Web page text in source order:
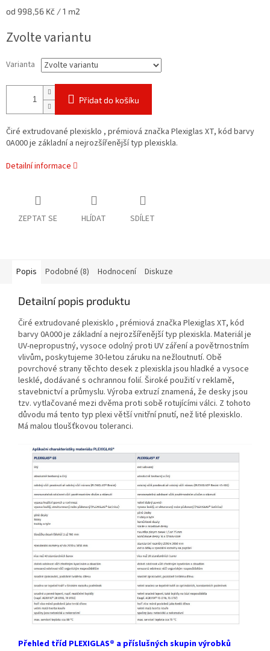
Měrná
od 998,56 Kč / 1 m2
Zvolte variantu
Varianta
Přidat do košíku
Čiré extrudované plexisklo , prémiová značka Plexiglas XT, kód barvy
0A000 je základní a nejrozšířenější typ plexiskla.
Detailní informace
ZEPTAT SE HLÍDAT SDÍLET
Popis Podobné (8) Hodnocení Diskuze
Detailní popis produktu
Čiré extrudované plexisklo , prémiová značka Plexiglas XT, kód
barvy 0A000 je základní a nejrozšířenější typ plexiskla. Materiál je
UV-nepropustný, vysoce odolný proti UV záření a povětrnostním
vlivům, poskytujeme 30-letou záruku na nežloutnutí. Obě
povrchové strany těchto desek z plexiskla jsou hladké a vysoce
lesklé, dodávané s ochrannou folií. Široké použití v reklamě,
stavebnictví a průmyslu. Výroba extruzí znamená, že desky jsou
tzv. vytlačované mezi dvěma proti sobě rotujícími válci. Z tohoto
důvodu má tento typ plexi větší vnitřní pnutí, než lité plexisklo.
Má malou tloušťkovou toleranci.
Přehled tříd PLEXIGLAS® a příslušných skupin výrobků